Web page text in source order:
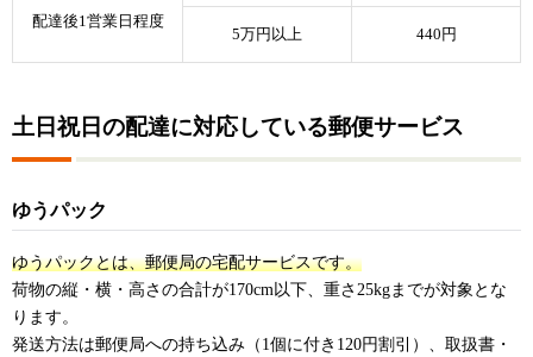
配達後1営業日程度
5万円以上 440円
土日祝日の配達に対応している郵便サービス
ゆうパック
ゆうパックとは、郵便局の宅配サービスです。
荷物の縦・横・高さの合計が170cm以下、重さ25kgまでが対象とな
ります。
発送方法は郵便局への持ち込み（1個に付き120円割引）、取扱書・